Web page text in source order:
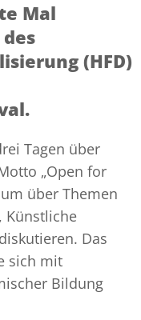
Mal
(HFD)
Tagen über
„Open for
über Themen
Künstliche
Das
sich mit
Bildung